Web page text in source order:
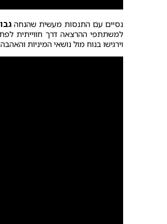
נסיים עם התנסות מעשית שהנחה
למשתתפי ההרצאה דרך חווייתית
וירגישו בנוח מול נושאי המיניות